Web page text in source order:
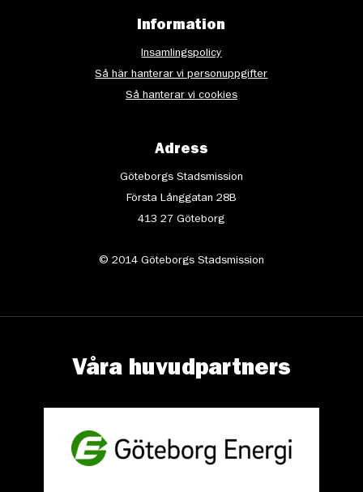
Information
Insamlingspolicy
Så här hanterar vi personuppgifter
Så hanterar vi cookies
Adress
Göteborgs Stadsmission
Första Långgatan 28B
413 27 Göteborg
© 2014 Göteborgs Stadsmission
Våra huvudpartners